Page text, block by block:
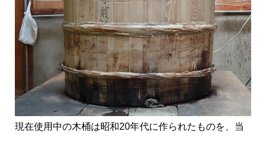
現在使用中の木桶は昭和20年代に作られたものを、当